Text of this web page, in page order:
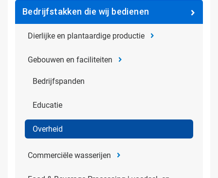
Bedrijfstakken die wij bedienen
Dierlijke en plantaardige productie
Gebouwen en faciliteiten
Bedrijfspanden
Educatie
Overheid
Commerciële wasserijen